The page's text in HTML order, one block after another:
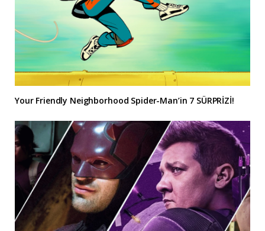
Your Friendly Neighborhood Spider-Man’in 7 SÜRPRİZİ!